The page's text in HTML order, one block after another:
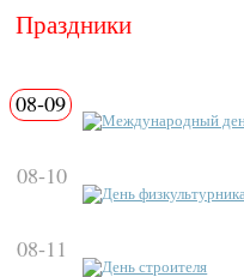
Праздники
08-09
Международный
08-10
День физкультурника
08-11
День строителя